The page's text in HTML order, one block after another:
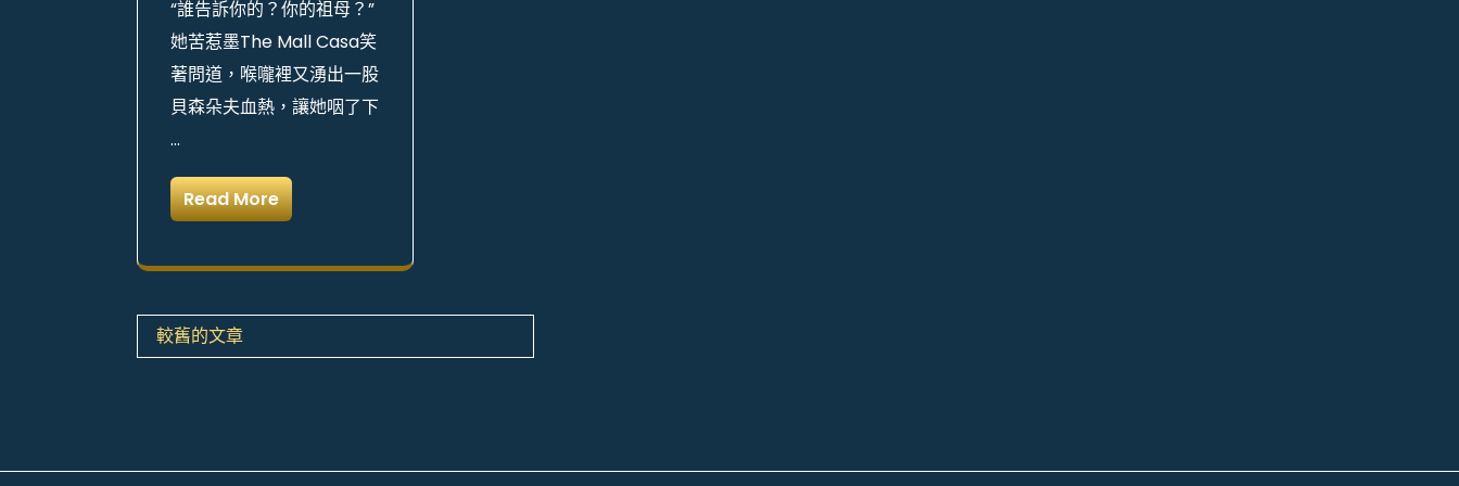
“誰告訴你的？你的祖母？”
她苦惹墨The Mall Casa笑
著問道，喉嚨裡又湧出一股
貝森朵夫血熱，讓她咽了下
…
Read More
文
章
覽
較舊的文章